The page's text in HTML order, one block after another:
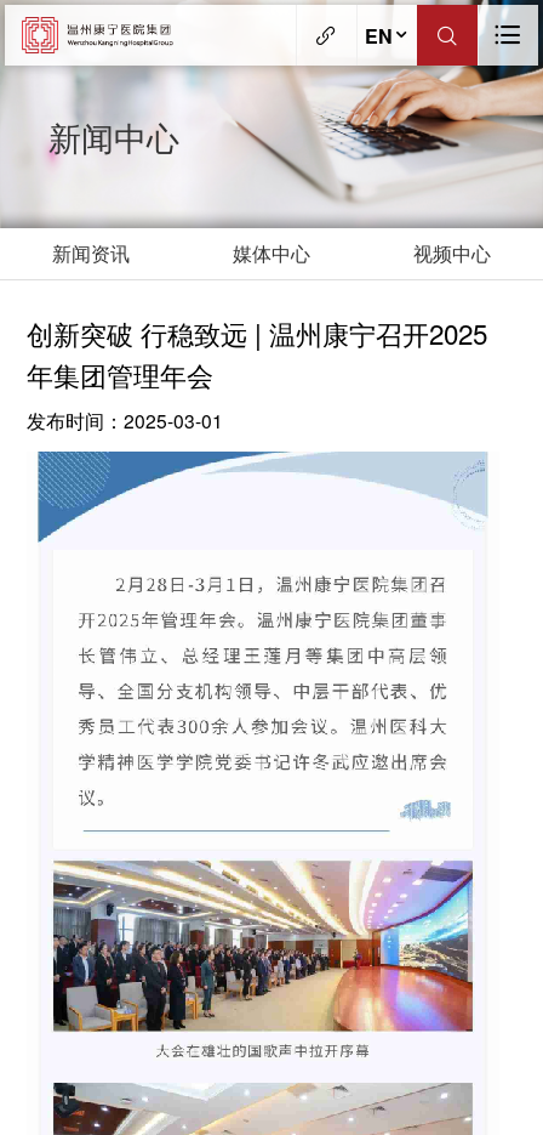
EN
新闻中心
新闻资讯 媒体中心 视频中心
创新突破 行稳致远 | 温州康宁召开2025
年集团管理年会
发布时间：2025-03-01